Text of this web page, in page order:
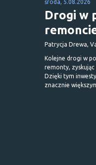
środa, 5.08.2026
Drogi w
Patrycja Drewa,
Kolejne drogi w
remonty,
Dzięki tym
znacznie